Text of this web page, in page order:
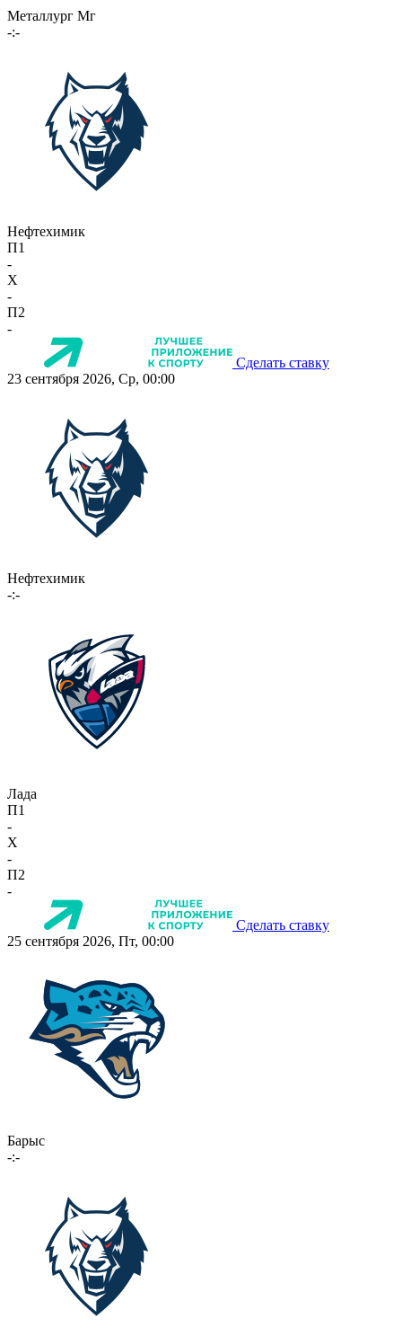
Металлург Мг
-:-
Нефтехимик
П1
-
X
-
П2
-
Сделать ставку
23 сентября 2026, Ср, 00:00
Нефтехимик
-:-
Лада
П1
-
X
-
П2
-
Сделать ставку
25 сентября 2026, Пт, 00:00
Барыс
-:-